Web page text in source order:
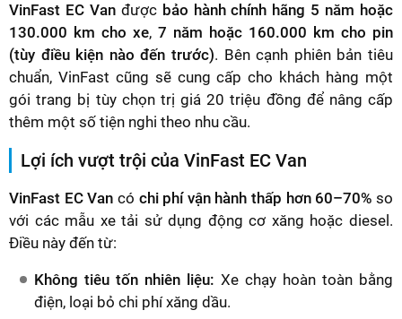
VinFast EC Vanđược bảo hành chính hãng 5 năm hoặc
130.000 km cho xe, 7 năm hoặc 160.000 km cho pin
(tùy điều kiện nào đến trước). Bên cạnh phiên bản tiêu
chuẩn, VinFast cũng sẽ cung cấp cho khách hàng một
gói trang bị tùy chọn trị giá 20 triệu đồng để nâng cấp
thêm một số tiện nghi theo nhu cầu.
Lợi ích vượt trội của VinFast EC Van
VinFast EC Van có chi phí vận hành thấp hơn 60–70% so
với các mẫu xe tải sử dụng động cơ xăng hoặc diesel.
Điều này đến từ:
Không tiêu tốn nhiên liệu: Xe chạy hoàn toàn bằng
điện, loại bỏ chi phí xăng dầu.